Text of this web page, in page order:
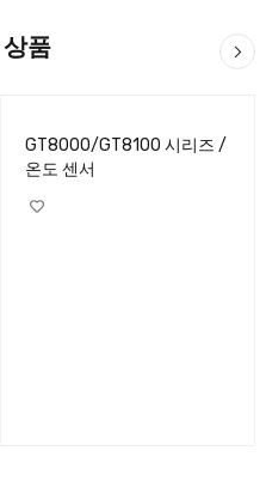
품
GT8000/GT8100 시리즈 /
온도 센서